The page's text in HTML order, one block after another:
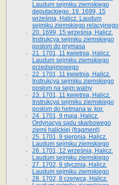
Laudum sejmiku ziemskiego
deputackiego. 19. 1699, 15
września, Halicz. Laudum
sejmiku ziemskiego relacyjnego
20. 1699, 15 września, Halicz.
Instrukcya sejmiku ziemskiego
posłom do prymasa
21. 1701, 11 kwietnia, Halicz.
Laudum sejmiku ziemskiego
przedsejmowego
22. 1701, 11 kwietnia, Halicz.
Instrukcya sejmiku ziemskiego
posłom na sejm walny
23. 1701, 11 kwietnia, Halicz.
Instrukcya sejmiku ziemskiego
posłom do hetmana w. kor.
24. 1701, 9 maja, Halicz.
Ordynacya sądu skarbowego
ziemi halickiej (fragment)
25. 1701, 9 sierpnia, Halicz.
Laudum sejmiku ziemskiego
26. 1701, 12 września, Halicz.
Laudum sejmiku ziemskiego
27. 1702, 9 stycznia, Halicz.
Laudum sejmiku ziemskiego
28. 1702, 8 czerwca, Halicz.